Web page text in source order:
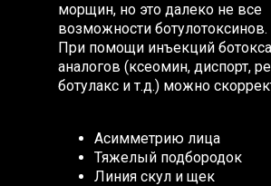
морщин, но это далеко не все
возможности ботулотоксинов.
При помощи инъекций
аналогов (ксеомин, диспорт,
ботулакс и т.д.) можно
Асимметрию лица
Тяжелый подбородок
Линия скул и щек